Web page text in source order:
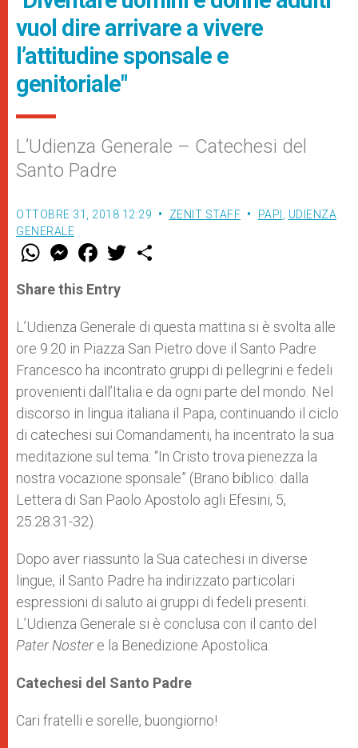
vuol dire arrivare a vivere
l’attitudine sponsale e
genitoriale"
L’Udienza Generale – Catechesi del
Santo Padre
OTTOBRE 31, 2018 12:29 ZENIT STAFF PAPI
UDIENZA
GENERALE
W
t
s
p
p
M
e
s
e
g
e
r
F
a
e
b
o
k
w
r
Share this Entry
L’Udienza Generale di questa mattina si è svolta alle
ore 9.20 in Piazza San Pietro dove il Santo Padre
Francesco ha incontrato gruppi di pellegrini e fedeli
provenienti dall’Italia e da ogni parte del mondo. Nel
discorso in lingua italiana il Papa, continuando il ciclo
di catechesi sui Comandamenti, ha incentrato la sua
meditazione sul tema: “In Cristo trova pienezza la
nostra vocazione sponsale” (Brano biblico: dalla
Lettera di San Paolo Apostolo agli Efesini, 5,
25.28.31-32).
Dopo aver riassunto la Sua catechesi in diverse
lingue, il Santo Padre ha indirizzato particolari
espressioni di saluto ai gruppi di fedeli presenti.
L’Udienza Generale si è conclusa con il canto del
Pater Nostere la Benedizione Apostolica.
Catechesi del Santo Padre
Cari fratelli e sorelle, buongiorno!